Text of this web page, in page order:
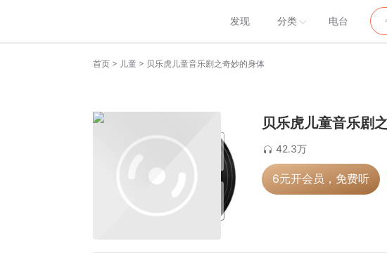
发现 分类 电台
首页 > 儿童 > 贝乐虎儿童音乐剧之奇妙的身体
贝乐虎儿童音乐剧
42.3万
6元开会员，免费听